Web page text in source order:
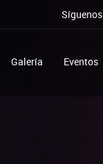
Síguenos
Galería Eventos